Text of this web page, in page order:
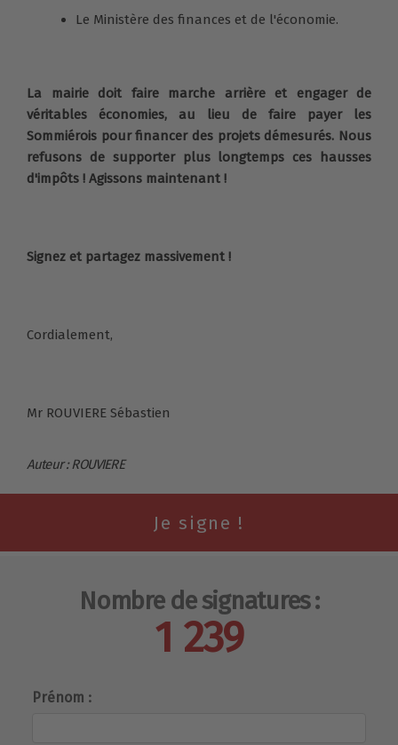
Le Ministère des finances et de l'économie.
La mairie doit faire marche arrière et engager de
véritables économies, au lieu de faire payer les
Sommiérois pour financer des projets démesurés. Nous
refusons de supporter plus longtemps ces hausses
d'impôts ! Agissons maintenant !
Signez et partagez massivement !
Cordialement,
Mr ROUVIERE Sébastien
Auteur : ROUVIERE
Nombre de signatures :
1 239
Prénom :